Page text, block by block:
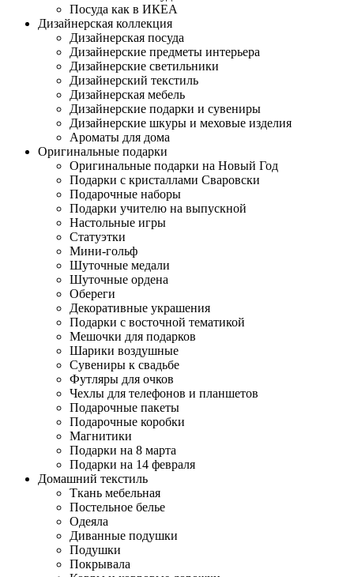
Посуда как в ИКЕА
Дизайнерская коллекция
Дизайнерская посуда
Дизайнерские предметы интерьера
Дизайнерские светильники
Дизайнерский текстиль
Дизайнерская мебель
Дизайнерские подарки и сувениры
Дизайнерские шкуры и меховые изделия
Ароматы для дома
Оригинальные подарки
Оригинальные подарки на Новый Год
Подарки с кристаллами Сваровски
Подарочные наборы
Подарки учителю на выпускной
Настольные игры
Статуэтки
Мини-гольф
Шуточные медали
Шуточные ордена
Обереги
Декоративные украшения
Подарки с восточной тематикой
Мешочки для подарков
Шарики воздушные
Сувениры к свадьбе
Футляры для очков
Чехлы для телефонов и планшетов
Подарочные пакеты
Подарочные коробки
Магнитики
Подарки на 8 марта
Подарки на 14 февраля
Домашний текстиль
Ткань мебельная
Постельное белье
Одеяла
Диванные подушки
Подушки
Покрывала